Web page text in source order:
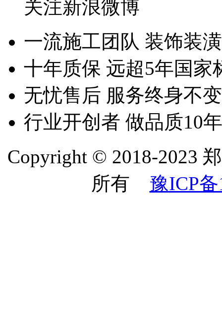
关注新浪微博
一流施工团队 装饰装
十年质保 远超5年国家
无忧售后 服务终身不
行业开创者 做品质10
Copyright © 2018-2023
所有 豫ICP